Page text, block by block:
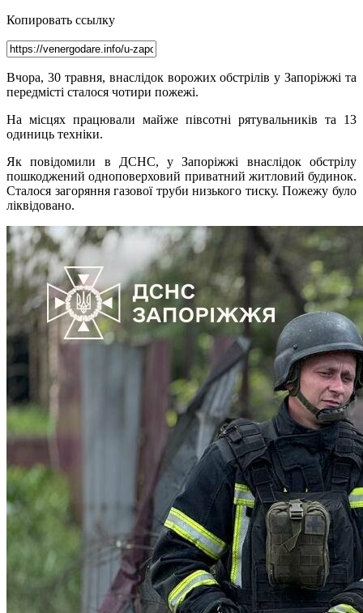
Копировать ссылку
Вчора, 30 травня, внаслідок ворожих обстрілів у Запоріжжі та
передмісті сталося чотири пожежі.
На місцях працювали майже півсотні рятувальників та 13
одиниць техніки.
Як повідомили в ДСНС, у Запоріжжі внаслідок обстрілу
пошкоджений одноповерховий приватний житловий будинок.
Сталося загоряння газової труби низького тиску. Пожежу було
ліквідовано.